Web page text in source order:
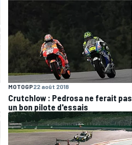
MOTOGP22 août 2018
Crutchlow : Pedrosa ne ferait pas
un bon pilote d'essais